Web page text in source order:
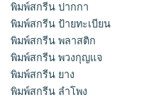
พิมพ์สกรีน ปากกา
พิมพ์สกรีน ป้ายทะเบียน
พิมพ์สกรีน พลาสติก
พิมพ์สกรีน พวงกุญแจ
พิมพ์สกรีน ยาง
พิมพ์สกรีน ลำโพง